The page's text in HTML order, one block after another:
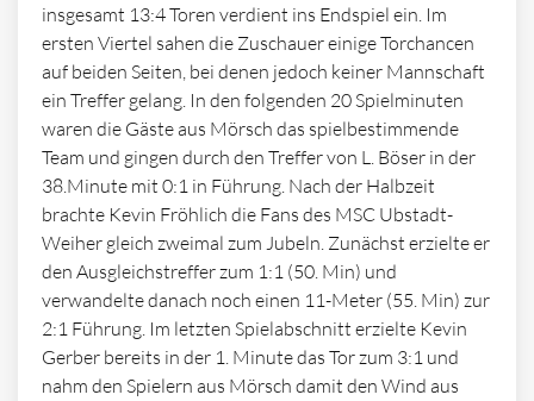
insgesamt 13:4 Toren verdient ins Endspiel ein. Im
ersten Viertel sahen die Zuschauer einige Torchancen
auf beiden Seiten, bei denen jedoch keiner Mannschaft
ein Treffer gelang. In den folgenden 20 Spielminuten
waren die Gäste aus Mörsch das spielbestimmende
Team und gingen durch den Treffer von L. Böser in der
38.Minute mit 0:1 in Führung. Nach der Halbzeit
brachte Kevin Fröhlich die Fans des MSC Ubstadt-
Weiher gleich zweimal zum Jubeln. Zunächst erzielte er
den Ausgleichstreffer zum 1:1 (50. Min) und
verwandelte danach noch einen 11-Meter (55. Min) zur
2:1 Führung. Im letzten Spielabschnitt erzielte Kevin
Gerber bereits in der 1. Minute das Tor zum 3:1 und
nahm den Spielern aus Mörsch damit den Wind aus